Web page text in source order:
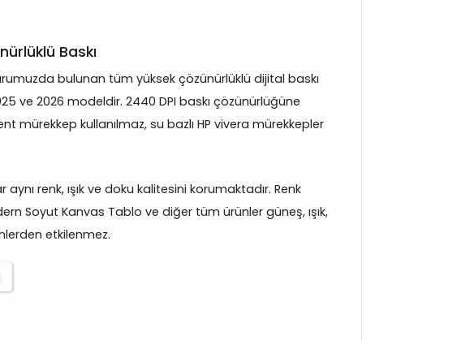
Baskı
bulunan tüm yüksek çözünürlüklü dijital baskı
ve 2026 modeldir. 2440 DPI baskı çözünürlüğüne
mürekkep kullanılmaz, su bazlı HP vivera mürekkepler
aynı renk, ışık ve doku kalitesini korumaktadır. Renk
Soyut Kanvas Tablo ve diğer tüm ürünler güneş, ışık,
etkilenmez.